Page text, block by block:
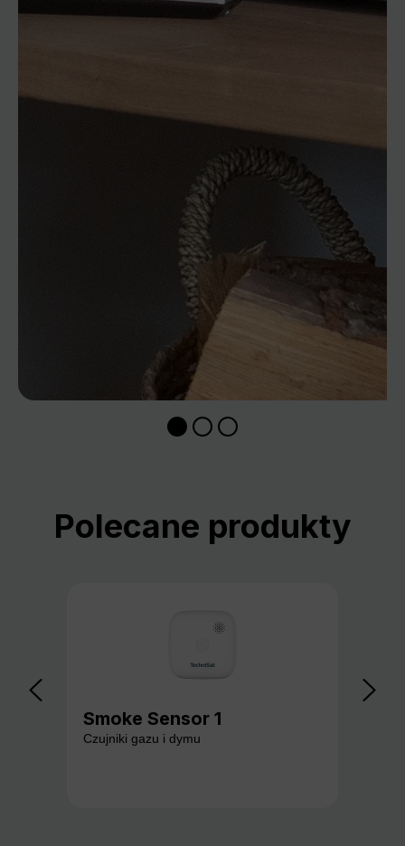
Pomiń galerię produktów
Polecane produkty
Smoke Sensor 1
Czujniki gazu i dymu